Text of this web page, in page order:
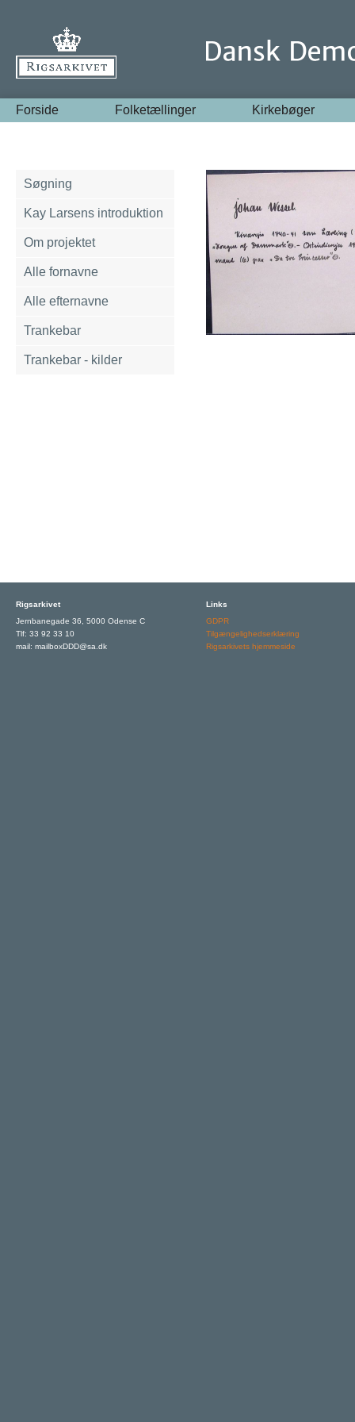
Forside Folketællinger Kirkebøger
Søgning
Kay Larsens introduktion
Om projektet
Alle fornavne
Alle efternavne
Trankebar
Trankebar - kilder
Rigsarkivet
Jernbanegade 36, 5000 Odense C
Tlf: 33 92 33 10
mail: mailboxDDD@sa.dk
Links
GDPR
Tilgængelighedserklæring
Rigsarkivets hjemmeside